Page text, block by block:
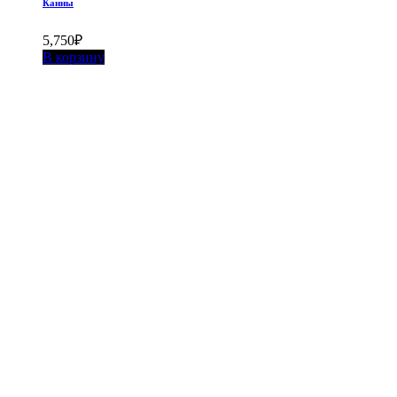
Канны
5,750₽
В корзину